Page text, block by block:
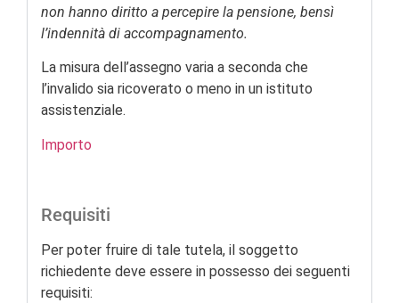
non hanno diritto a percepire la pensione, bensì
l’indennità di accompagnamento.
La misura dell’assegno varia a seconda che
l’invalido sia ricoverato o meno in un istituto
assistenziale.
Importo
Requisiti
Per poter fruire di tale tutela, il soggetto
richiedente deve essere in possesso dei seguenti
requisiti: